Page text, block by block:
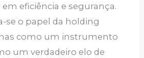
eficiência e segurança.
se o papel da holding
como um instrumento
um verdadeiro elo de